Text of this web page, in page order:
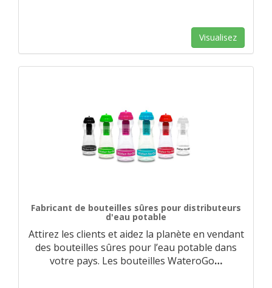
Visualisez
Fabricant de bouteilles sûres pour distributeurs
d'eau potable
Attirez les clients et aidez la planète en vendant
des bouteilles sûres pour l’eau potable dans
votre pays. Les bouteilles WateroGo…